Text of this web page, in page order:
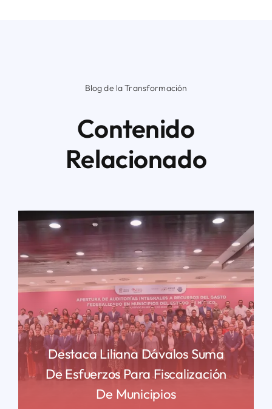
Blog de la Transformación
Contenido
Relacionado
Destaca Liliana Dávalos Suma
De Esfuerzos Para Fiscalización
De Municipios